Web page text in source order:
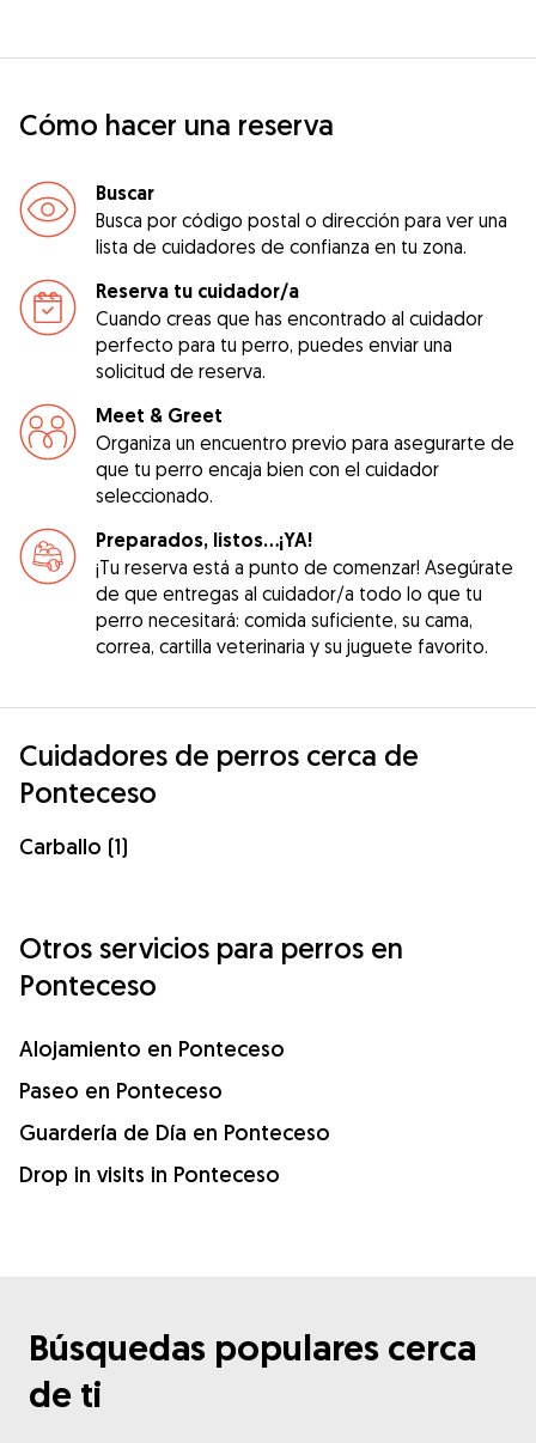
Cómo hacer una reserva
Buscar
Busca por código postal o dirección para ver una
lista de cuidadores de confianza en tu zona.
Reserva tu cuidador/a
Cuando creas que has encontrado al cuidador
perfecto para tu perro, puedes enviar una
solicitud de reserva.
Meet & Greet
Organiza un encuentro previo para asegurarte de
que tu perro encaja bien con el cuidador
seleccionado.
Preparados, listos...¡YA!
¡Tu reserva está a punto de comenzar! Asegúrate
de que entregas al cuidador/a todo lo que tu
perro necesitará: comida suficiente, su cama,
correa, cartilla veterinaria y su juguete favorito.
Cuidadores de perros cerca de
Ponteceso
Carballo (1)
Otros servicios para perros en
Ponteceso
Alojamiento en Ponteceso
Paseo en Ponteceso
Guardería de Día en Ponteceso
Drop in visits in Ponteceso
Búsquedas populares cerca
de ti